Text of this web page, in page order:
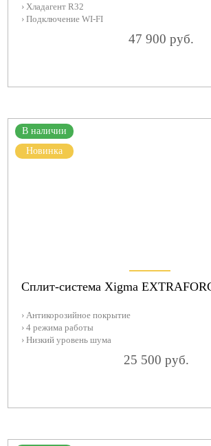
› Хладагент R32
› Подключение WI-FI
47 900 руб.
В наличии
Новинка
Сплит-система Xigma
› Антикорозийное покрытие
› 4 режима работы
› Низкий уровень шума
25 500 руб.